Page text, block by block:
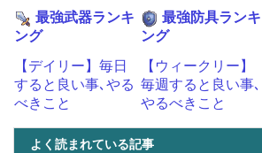
最強武器ランキ
ング
最強防具ランキ
ング
【デイリー】毎日
すると良い事､やる
べきこと
【ウィークリー】
毎週すると良い事､
やるべきこと
よく読まれている記事